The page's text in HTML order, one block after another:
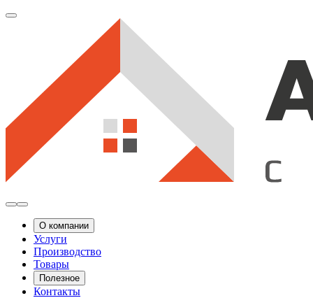
О компании
Услуги
Производство
Товары
Полезное
Контакты